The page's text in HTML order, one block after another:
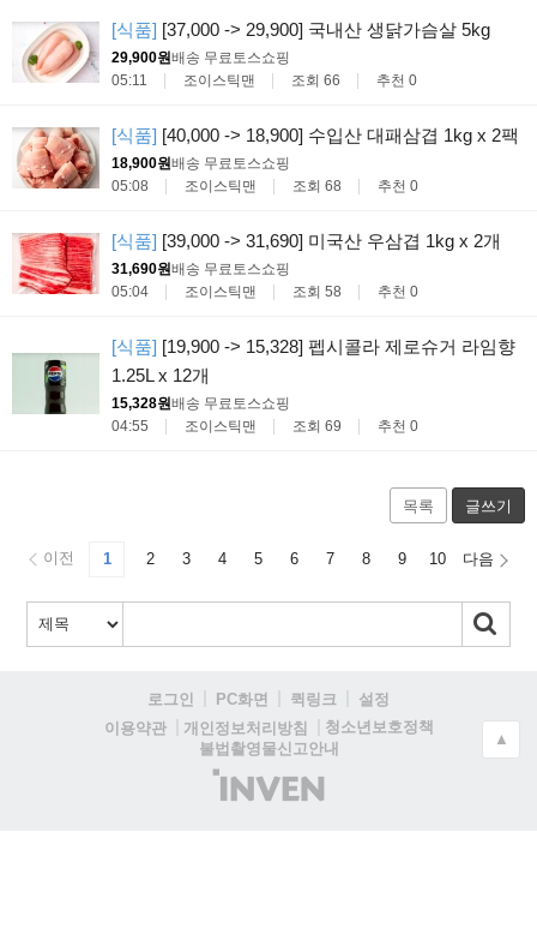
[식품] [37,000 -> 29,900] 국내산 생닭가슴살 5kg
29,900원배송 무료 토스쇼핑
05:11
조이스틱맨 조회 66 추천 0
[식품] [40,000 -> 18,900] 수입산 대패삼겹 1kg x 2팩
18,900원배송 무료 토스쇼핑
05:08
조이스틱맨 조회 68 추천 0
[식품] [39,000 -> 31,690] 미국산 우삼겹 1kg x 2개
31,690원배송 무료 토스쇼핑
05:04
조이스틱맨 조회 58 추천 0
[식품] [19,900 -> 15,328] 펩시콜라 제로슈거 라임향
1.25L x 12개
15,328원배송 무료 토스쇼핑
04:55
조이스틱맨 조회 69 추천 0
목록 글쓰기
이전 1 2 3 4 5 6 7 8 9 10 다음
로그인 PC화면 퀵링크
설정
이용약관
개인정보처리방침
청소년보호정책
불법촬영물신고안내
(주)
인
▲